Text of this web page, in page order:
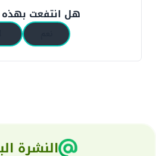
هل انتفعت بهذه
النشرة